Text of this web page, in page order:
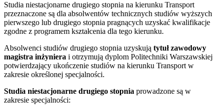
Studia niestacjonarne drugiego stopnia na kierunku Transport
przeznaczone są dla absolwentów technicznych studiów wyższych
pierwszego lub drugiego stopnia pragnących uzyskać kwalifikacje
zgodne z programem kształcenia dla tego kierunku.
Absolwenci studiów drugiego stopnia uzyskują tytuł zawodowy
magistra inżyniera i otrzymują dyplom Politechniki Warszawskiej
potwierdzający ukończenie studiów na kierunku Transport w
zakresie określonej specjalności.
Studia niestacjonarne drugiego stopnia prowadzone są w
zakresie specjalności: